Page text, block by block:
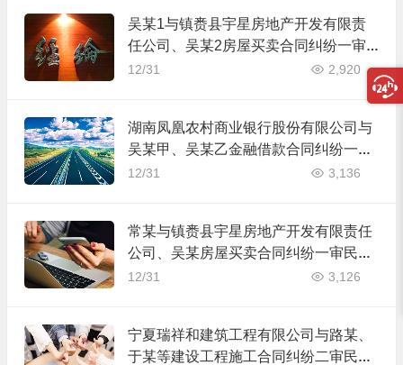
吴某1与镇赉县宇星房地产开发有限责
任公司、吴某2房屋买卖合同纠纷一审
民事判决书
12/31 2,920
湖南凤凰农村商业银行股份有限公司与
吴某甲、吴某乙金融借款合同纠纷一审
民事判决书
12/31 3,136
常某与镇赉县宇星房地产开发有限责任
公司、吴某房屋买卖合同纠纷一审民事
判决书
12/31 3,126
宁夏瑞祥和建筑工程有限公司与路某、
于某等建设工程施工合同纠纷二审民事